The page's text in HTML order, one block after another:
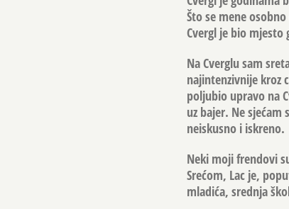
Što se mene
Cvergl je bio mjesto
Na Cverglu sam
najintenzivnije kroz
poljubio upravo na
uz bajer. Ne
neiskusno i iskreno.
Neki moji frendovi
Srećom, Lac je,
mladića, srednja